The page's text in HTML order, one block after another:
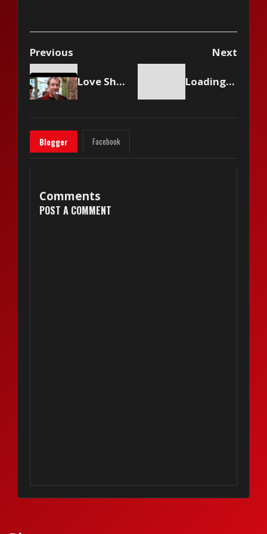
Previous Next
Love Shack - The B52's Loading content...
Blogger Facebook
Comments
POST A COMMENT